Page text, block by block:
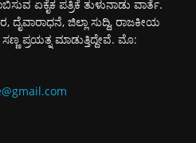
ಏಕೈಕ ಪತ್ರಿಕೆ ತುಳುನಾಡು ವಾರ್ತೆ.
ದೈವಾರಾಧನೆ, ಜಿಲ್ಲಾ ಸುದ್ದಿ, ರಾಜಕೀಯ
ಪ್ರಯತ್ನ ಮಾಡುತ್ತಿದ್ದೇವೆ. ಮೊ: